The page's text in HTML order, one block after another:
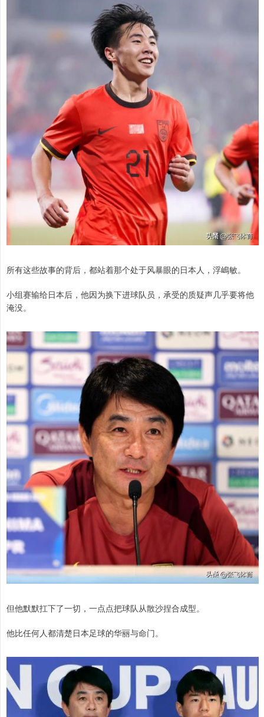
所有这些故事的背后，都站着那个处于风暴眼的日本人，浮嶋敏。
小组赛输给日本后，他因为换下进球队员，承受的质疑声几乎要将他
淹没。
但他默默扛下了一切，一点点把球队从散沙捏合成型。
他比任何人都清楚日本足球的华丽与命门。